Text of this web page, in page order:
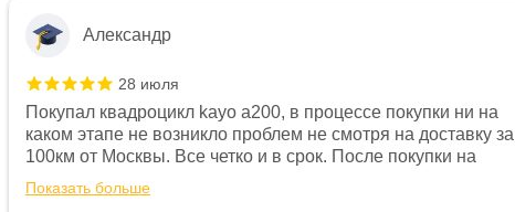
Александр
28 июля
Покупал квадроцикл kayo a200, в процессе покупки ни на
каком этапе не возникло проблем не смотря на доставку за
100км от Москвы. Все четко и в срок. После покупки на
спидометре всегда был 0, при этом представители магазина
постоянно были на связи и в итоге проблема была решена.
Показать больше